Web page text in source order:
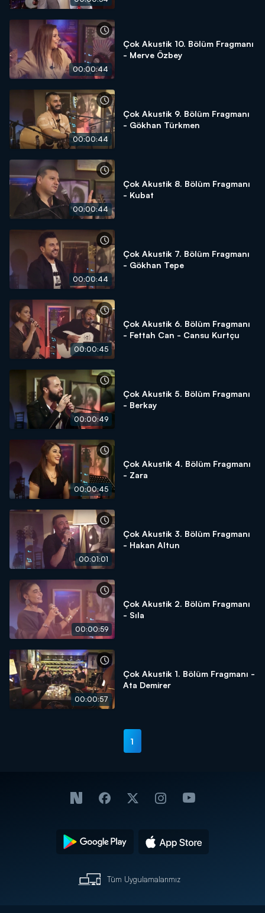
00:00:44
Çok Akustik 10. Bölüm Fragmanı
- Merve Özbey
00:00:44
Çok Akustik 9. Bölüm Fragmanı
- Gökhan Türkmen
00:00:44
Çok Akustik 8. Bölüm Fragmanı
- Kubat
00:00:44
Çok Akustik 7. Bölüm Fragmanı
- Gökhan Tepe
00:00:45
Çok Akustik 6. Bölüm Fragmanı
- Fettah Can - Cansu Kurtçu
00:00:49
Çok Akustik 5. Bölüm Fragmanı
- Berkay
00:00:45
Çok Akustik 4. Bölüm Fragmanı
- Zara
00:01:01
Çok Akustik 3. Bölüm Fragmanı
- Hakan Altun
00:00:59
Çok Akustik 2. Bölüm Fragmanı
- Sıla
00:00:57
Çok Akustik 1. Bölüm Fragmanı -
Ata Demirer
1
Tüm Uygulamalarımız